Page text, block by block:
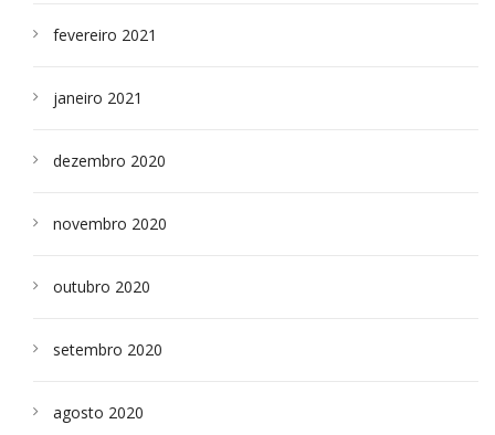
fevereiro 2021
janeiro 2021
dezembro 2020
novembro 2020
outubro 2020
setembro 2020
agosto 2020